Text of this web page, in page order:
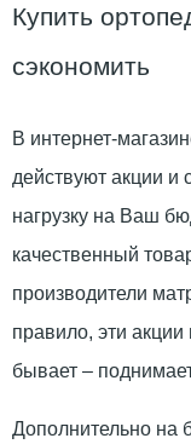
Купить
сэкономить
В интернет-
действуют акции и
нагрузку на Ваш
качественный
производители
правило, эти акции
бывает –
Дополнительно на